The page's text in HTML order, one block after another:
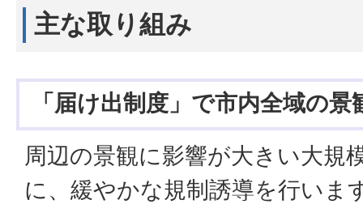
主な取り組み
「届け出制度」で市内全域の景
周辺の景観に影響が大きい大規
に、緩やかな規制誘導を行いま